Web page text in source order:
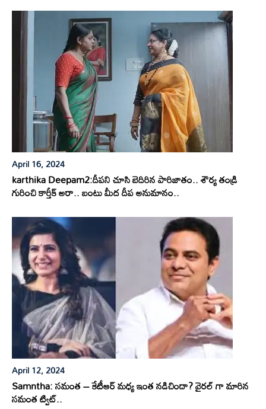
April 16, 2024
karthika Deepam2:దీపని చూసి బెదిరిన పారిజాతం.. శౌర్య తండ్రి
గురించి కార్తీక్ అరా.. బంటు మీద దీప అనుమానం..
April 12, 2024
Samntha: సమంత – కేటీఆర్ మధ్య ఇంత నడిచిందా? వైరల్ గా మారిన
సమంత ట్విట్..